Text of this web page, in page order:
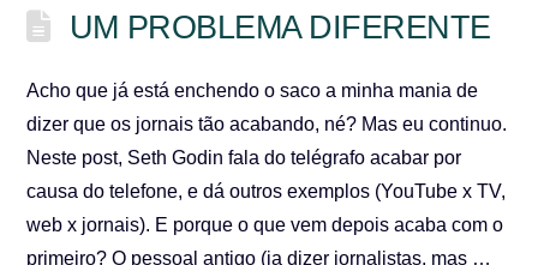
UM PROBLEMA DIFERENTE
Acho que já está enchendo o saco a minha mania de
dizer que os jornais tão acabando, né? Mas eu continuo.
Neste post, Seth Godin fala do telégrafo acabar por
causa do telefone, e dá outros exemplos (YouTube x TV,
web x jornais). E porque o que vem depois acaba com o
primeiro? O pessoal antigo (ia dizer jornalistas, mas …